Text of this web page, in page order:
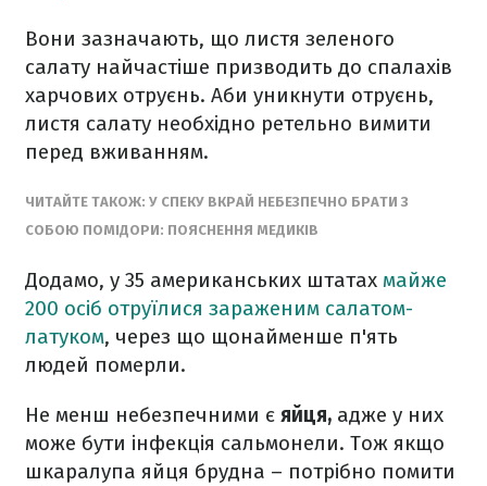
Вони зазначають, що листя зеленого
салату найчастіше призводить до спалахів
харчових отруєнь. Аби уникнути отруєнь,
листя салату необхідно ретельно вимити
перед вживанням.
ЧИТАЙТЕ ТАКОЖ: У СПЕКУ ВКРАЙ НЕБЕЗПЕЧНО БРАТИ З
СОБОЮ ПОМІДОРИ: ПОЯСНЕННЯ МЕДИКІВ
Додамо, у 35 американських штатах майже
200 осіб отруїлися зараженим салатом-
латуком, через що щонайменше п'ять
людей померли.
Не менш небезпечними є яйця, адже у них
може бути інфекція сальмонели. Тож якщо
шкаралупа яйця брудна – потрібно помити